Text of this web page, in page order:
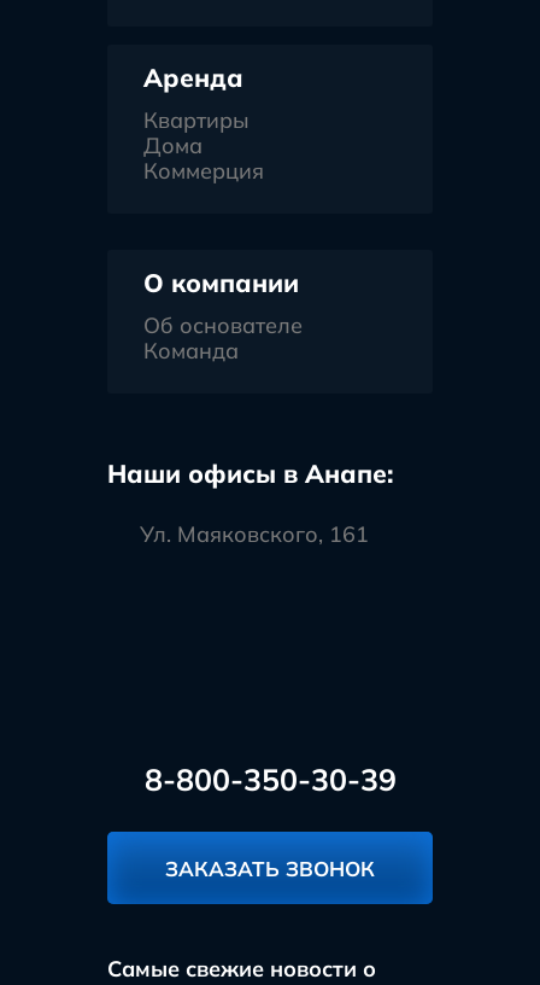
Аренда
Квартиры
Дома
Коммерция
О компании
Об основателе
Команда
Наши офисы в Анапе:
Ул. Маяковского, 161
8-800-350-30-39
ЗАКАЗАТЬ ЗВОНОК
Самые свежие новости о